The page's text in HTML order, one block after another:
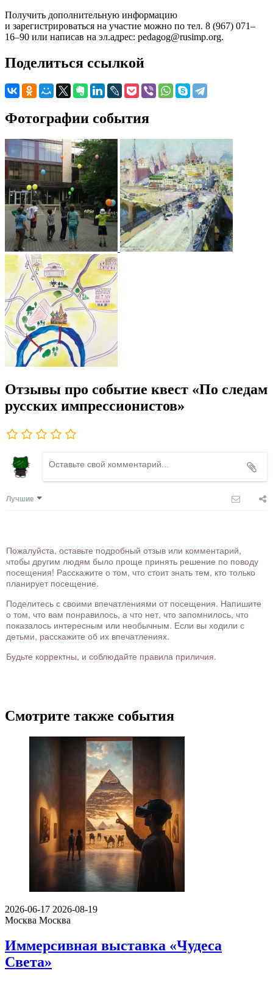
Получить дополнительную информацию
и зарегистрироваться на участие можно по тел. 8 (967) 071–
16–90 или написав на эл.адрес: pedagog@rusimp.org.
Поделиться ссылкой
Фотографии события
Отзывы про событие квест «По следам
русских импрессионистов»
Лучшие
Пожалуйста, оставьте подробный отзыв или комментарий,
чтобы другим людям было проще принять решение по поводу
посещения! Расскажите о том, что стоит знать тем, кто только
планирует посещение.
Поделитесь с своими впечатлениями от посещения. Напишите
о том, что вам понравилось, а что нет, что запомнилось, что
показалось интересным или необычным. Если вы ходили с
детьми, расскажите об их впечатлениях.
Будьте корректны, и соблюдайте правила приличия.
Смотрите также события
2026-06-17 2026-08-19
Москва Москва
Иммерсивная выставка «Чудеса
Света»